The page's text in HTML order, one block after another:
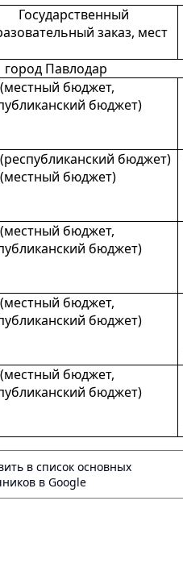
Государственный
заказ, мест
город Павлодар
бюджет,
бюджет)
бюджет)
бюджет)
бюджет,
бюджет)
бюджет,
бюджет)
бюджет,
бюджет)
в список основных
в Google